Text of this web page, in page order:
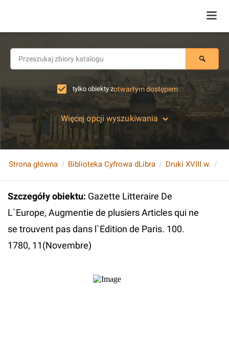
tylko obiekty zotwartym dostępem
Więcej opcji wyszukiwania
Strona główna Biblioteka Cyfrowa dLibra Druki XVIII w.
Szczegóły obiektu: Gazette Litteraire De
L`Europe, Augmentie de plusiers Articles qui ne
se trouvent pas dans l`Edition de Paris. 100.
1780, 11(Novembre)